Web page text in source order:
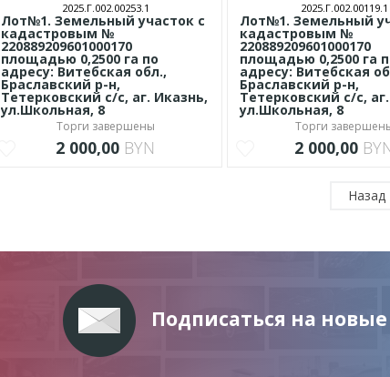
2025.Г.002.00253.1
Лот№1. Земельный участок с
кадастровым №
220889209601000170
площадью 0,2500 га по
адресу: Витебская обл.,
Браславский р-н,
Тетерковский с/с, аг. Иказнь,
ул.Школьная, 8
Торги завершены
2 000,00 BYN
2025.Г.002.00119.1
Лот№1. Земельный
кадастровым №
220889209601000170
площадью 0,2500 га
адресу: Витебская
Браславский р-н,
Тетерковский с/с,
ул.Школьная, 8
Торги
2 000,00
Назад
Подписаться на